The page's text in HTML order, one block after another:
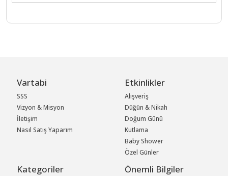
Vartabi
SSS
Vizyon & Misyon
İletişim
Nasıl Satış Yaparım
Etkinlikler
Alışveriş
Düğün & Nikah
Doğum Günü
Kutlama
Baby Shower
Özel Günler
Kategoriler Önemli Bilgiler